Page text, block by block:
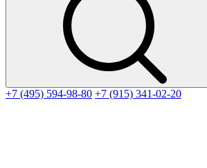
+7 (495) 594-98-80 +7 (915) 341-02-20